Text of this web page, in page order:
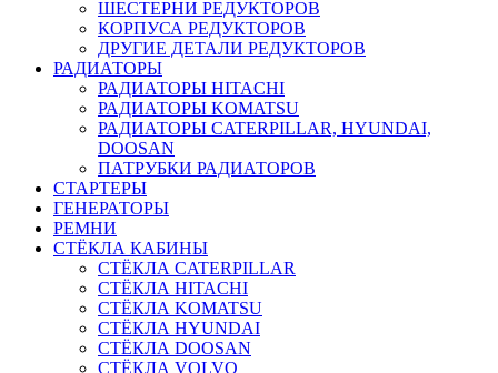
ШЕСТЕРНИ РЕДУКТОРОВ
КОРПУСА РЕДУКТОРОВ
ДРУГИЕ ДЕТАЛИ РЕДУКТОРОВ
РАДИАТОРЫ
РАДИАТОРЫ HITACHI
РАДИАТОРЫ KOMATSU
РАДИАТОРЫ CATERPILLAR, HYUNDAI,
DOOSAN
ПАТРУБКИ РАДИАТОРОВ
СТАРТЕРЫ
ГЕНЕРАТОРЫ
РЕМНИ
СТЁКЛА КАБИНЫ
СТЁКЛА CATERPILLAR
СТЁКЛА HITACHI
СТЁКЛА KOMATSU
СТЁКЛА HYUNDAI
СТЁКЛА DOOSAN
СТЁКЛА VOLVO